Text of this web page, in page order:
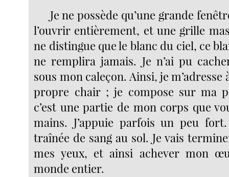
Je ne possède qu’une grande
l’ouvrir entièrement, et une grille
ne distingue que le blanc du ciel, ce
ne remplira jamais. Je n’ai pu
sous mon caleçon. Ainsi, je m’adresse
propre chair ; je compose sur ma
c’est une partie de mon corps que
mains. J’appuie parfois un peu
traînée de sang au sol. Je vais
mes yeux, et ainsi achever mon
monde entier.